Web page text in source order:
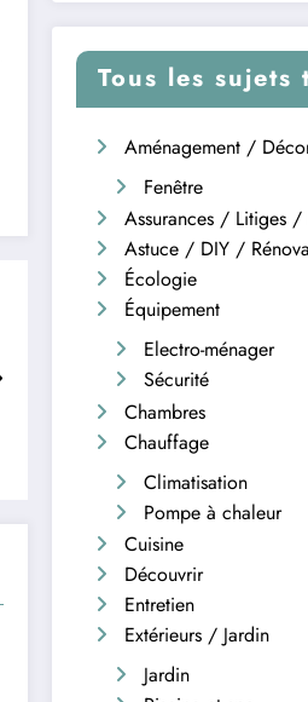
Tous les sujets
Aménagement /
Fenêtre
Assurances / Litiges /
Astuce / DIY /
Écologie
Équipement
Electro-ménager
Sécurité
Chambres
Chauffage
Climatisation
Pompe à chaleur
Cuisine
Découvrir
Entretien
Extérieurs / Jardin
Jardin